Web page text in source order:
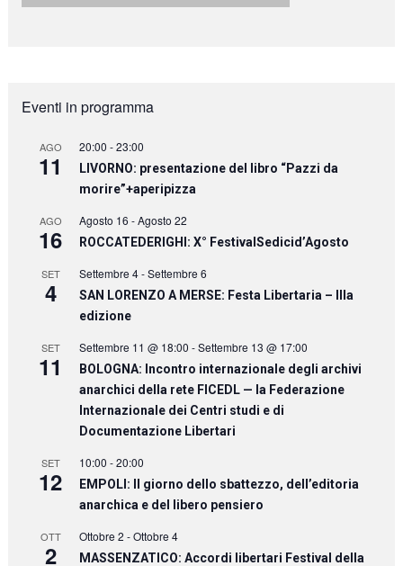
Eventi in programma
AGO
11
20:00 -23:00
LIVORNO: presentazione del libro “Pazzi da
morire”+aperipizza
AGO
16
Agosto 16 -Agosto 22
ROCCATEDERIGHI: X° FestivalSedicid’Agosto
SET
4
Settembre 4-Settembre 6
SAN LORENZO A MERSE: Festa Libertaria – IIIa
edizione
SET
11
Settembre 11 @ 18:00 -Settembre 13 @ 17:00
BOLOGNA: Incontro internazionale degli archivi
anarchici della rete FICEDL — la Federazione
Internazionale dei Centri studi e di
Documentazione Libertari
SET
12
10:00 -20:00
EMPOLI: Il giorno dello sbattezzo, dell’editoria
anarchica e del libero pensiero
OTT
2
Ottobre 2 -Ottobre 4
MASSENZATICO: Accordi libertari Festival della